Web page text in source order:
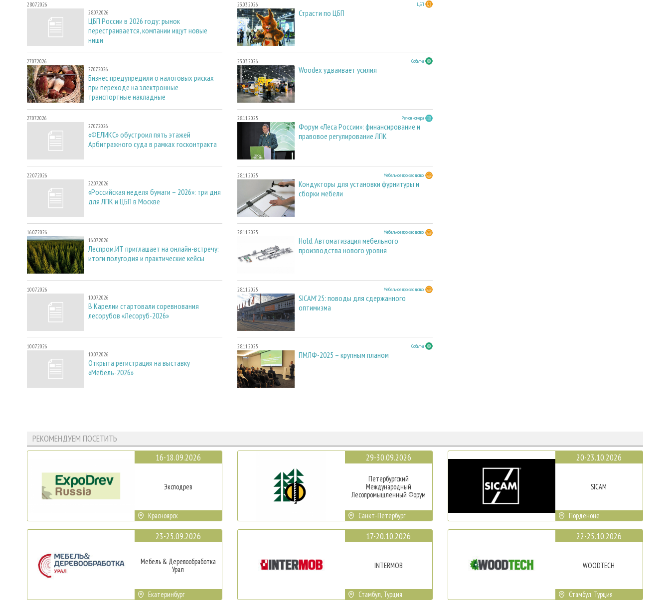
28.07.2026
28.07.2026
ЦБП России в 2026 году: рынок
перестраивается, компании ищут новые
ниши
27.07.2026
27.07.2026
Бизнес предупредили о налоговых рисках
при переходе на электронные
транспортные накладные
27.07.2026
27.07.2026
«ФЕЛИКС» обустроил пять этажей
Арбитражного суда в рамках госконтракта
22.07.2026
22.07.2026
«Российская неделя бумаги – 2026»: три дня
для ЛПК и ЦБП в Москве
16.07.2026
16.07.2026
Леспром.ИТ приглашает на онлайн-встречу:
итоги полугодия и практические кейсы
10.07.2026
10.07.2026
В Карелии стартовали соревнования
лесорубов «Лесоруб-2026»
10.07.2026
10.07.2026
Открыта регистрация на выставку
«Мебель-2026»
23.03.2026 ЦБП
Страсти по ЦБП
23.03.2026 События
Woodex удваивает усилия
28.11.2025 Регион номера
Форум «Леса России»: финансирование и
правовое регулирование ЛПК
28.11.2025 Мебельное производство
Кондукторы для установки фурнитуры и
сборки мебели
28.11.2025 Мебельное производство
Hold. Автоматизация мебельного
производства нового уровня
28.11.2025 Мебельное производство
SICAM'25: поводы для сдержанного
оптимизма
28.11.2025 События
ПМЛФ-2025 – крупным планом
РЕКОМЕНДУЕМ ПОСЕТИТЬ
16-18.09.2026
Эксподрев
Красноярск
23-25.09.2026
Мебель & Деревообработка
Урал
Екатеринбург
29-30.09.2026
Петербургский
Международный
Лесопромышленный Форум
Санкт-Петербург
17-20.10.2026
INTERMOB
Стамбул, Турция
20-23.10.2026
SICAM
Порденоне
22-25.10.2026
WOODTECH
Стамбул, Турция